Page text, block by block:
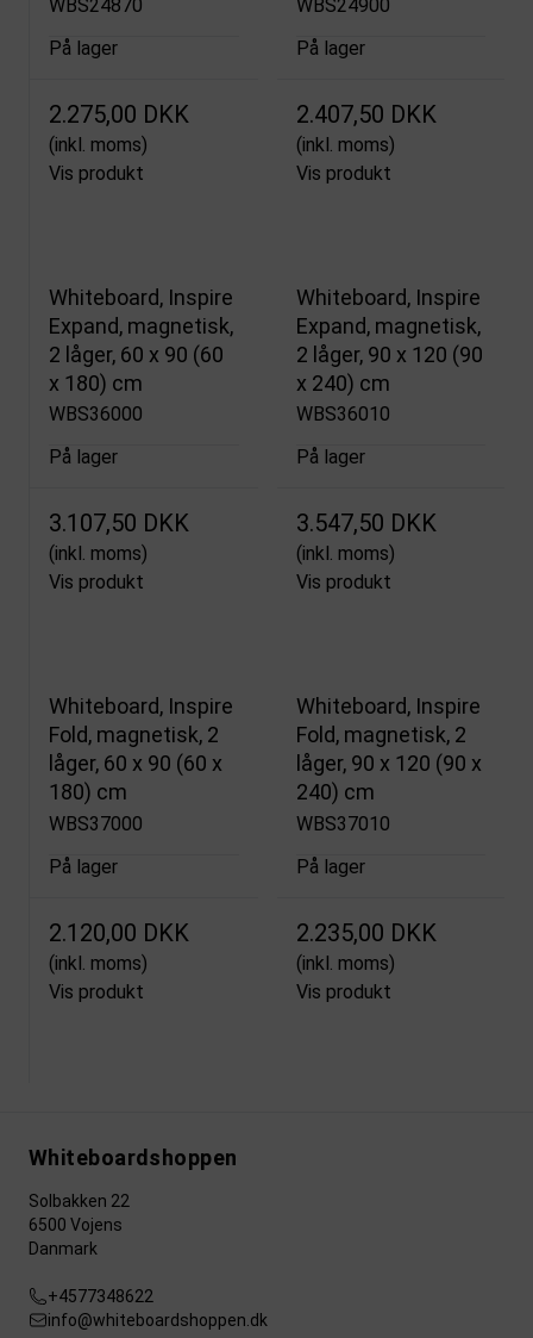
WBS24870
På lager
2.275,00 DKK
(inkl. moms)
Vis produkt
WBS24900
På lager
2.407,50 DKK
(inkl. moms)
Vis produkt
Whiteboard, Inspire
Expand, magnetisk,
2 låger, 60 x 90 (60
x 180) cm
WBS36000
På lager
3.107,50 DKK
(inkl. moms)
Vis produkt
Whiteboard, Inspire
Expand, magnetisk,
2 låger, 90 x 120 (90
x 240) cm
WBS36010
På lager
3.547,50 DKK
(inkl. moms)
Vis produkt
Whiteboard, Inspire
Fold, magnetisk, 2
låger, 60 x 90 (60 x
180) cm
WBS37000
På lager
2.120,00 DKK
(inkl. moms)
Vis produkt
Whiteboard, Inspire
Fold, magnetisk, 2
låger, 90 x 120 (90 x
240) cm
WBS37010
På lager
2.235,00 DKK
(inkl. moms)
Vis produkt
Whiteboardshoppen
Solbakken 22
6500 Vojens
Danmark
+4577348622
info@whiteboardshoppen.dk